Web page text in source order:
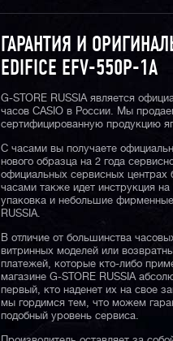
ГАРАНТИЯ И
EDIFICE EFV-550P-1A
G-STORE RUSSIA является
часов CASIO в России. Мы
сертифицированную продукцию
С часами вы получаете
нового образца на 2 года
официальных сервисных центрах
часами также идет инструкция
упаковка и небольшие
RUSSIA.
В отличие от большинства
витринных моделей или
платежей, которые кто-либо
магазине G-STORE RUSSIA
первый, кто наденет их на свое
мы гордимся тем, что можем
подобный уровень сервиса.